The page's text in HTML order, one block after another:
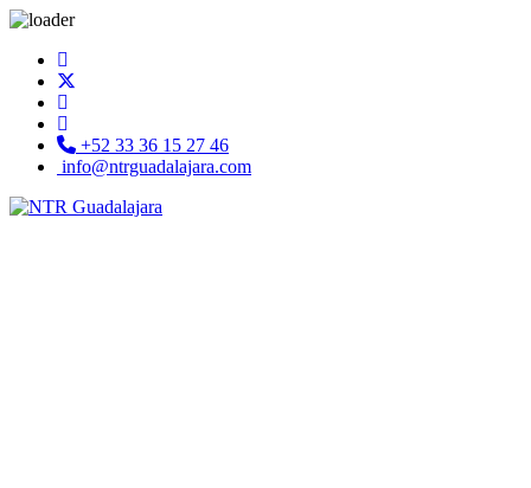
+52 33 36 15 27 46
info@ntrguadalajara.com